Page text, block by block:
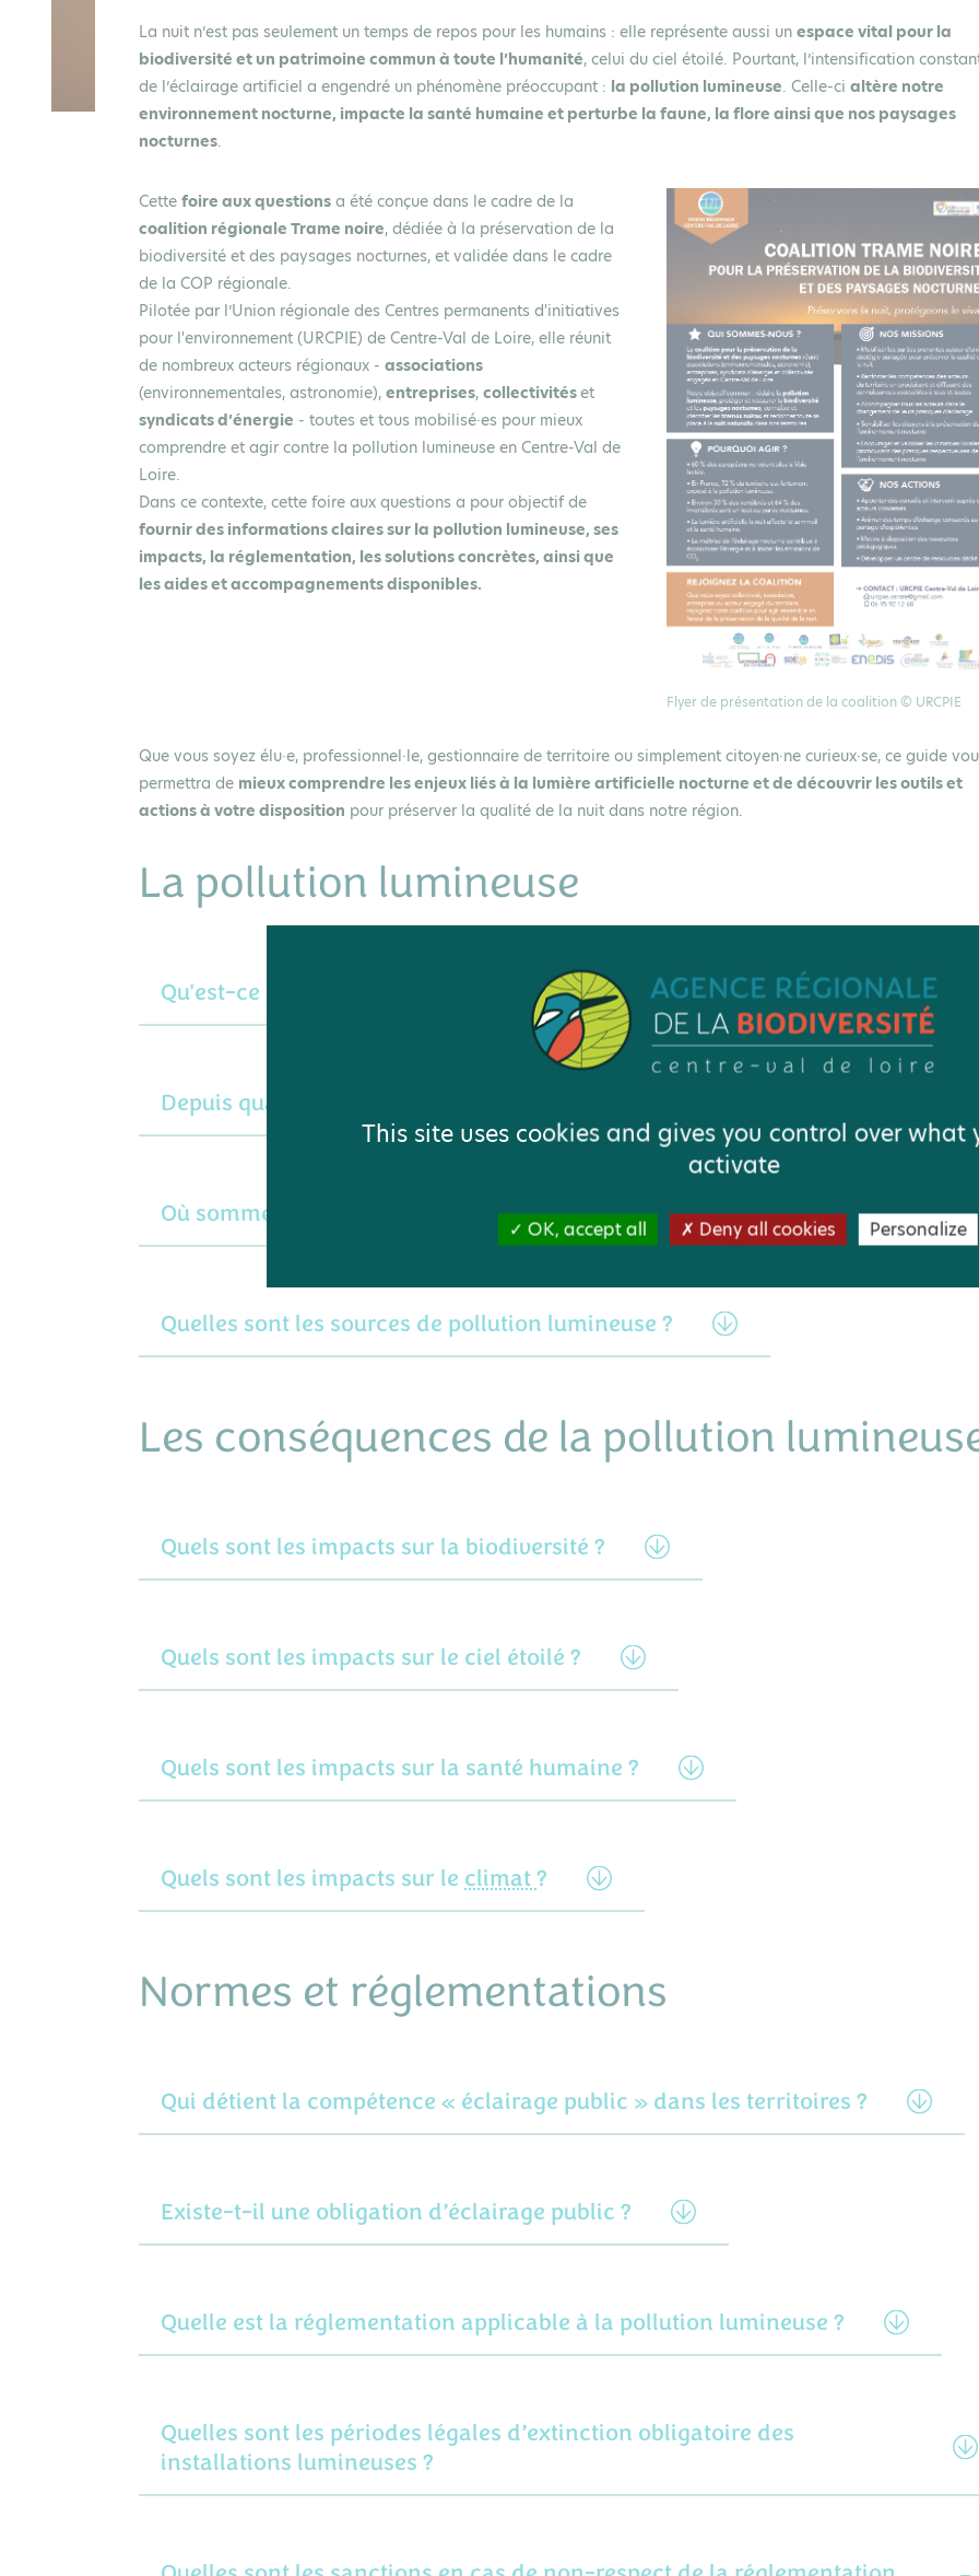
La nuit n’est pas seulement un temps de repos pour les humains : elle représente aussi un espace vital pour la
biodiversité et un patrimoine commun à toute l’humanité, celui du ciel étoilé. Pourtant, l’intensification
de l’éclairage artificiel a engendré un phénomène préoccupant : la pollution lumineuse. Celle-ci altère notre
environnement nocturne, impacte la santé humaine et perturbe la faune, la flore ainsi que nos paysages
nocturnes.
Cette foire aux questions a été conçue dans le cadre de la
coalition régionale Trame noire, dédiée à la préservation de la
biodiversité et des paysages nocturnes, et validée dans le cadre
de la COP régionale.
Pilotée par l’Union régionale des Centres permanents d'initiatives
pour l'environnement (URCPIE) de Centre-Val de Loire, elle réunit
de nombreux acteurs régionaux - associations
(environnementales, astronomie), entreprises, collectivitéset
syndicats d’énergie - toutes et tous mobilisé·es pour mieux
comprendre et agir contre la pollution lumineuse en Centre-Val de
Loire.
Dans ce contexte, cette foire aux questions a pour objectif de
fournir des informations claires sur la pollution lumineuse, ses
impacts, la réglementation, les solutions concrètes, ainsi que
les aides et accompagnements disponibles.
Flyer de présentation de la coalition © URCPIE
Que vous soyez élu·e, professionnel·le, gestionnaire de territoire ou simplement citoyen·ne curieux·se, ce guide
permettra de mieux comprendre les enjeux liés à la lumière artificielle nocturne et de découvrir les outils et
actions à votre disposition pour préserver la qualité de la nuit dans notre région.
La pollution lumineuse
Qu'est-ce que la pollution lumineuse ?
Depuis quand parle-t-on de pollution lumineuse ?
Où sommes-nous concerné·es par la pollution lumineuse ?
Quelles sont les sources de pollution lumineuse ?
Les conséquences de la pollution
Quels sont les impacts sur la biodiversité ?
Quels sont les impacts sur le ciel étoilé ?
Quels sont les impacts sur la santé humaine ?
Quels sont les impacts sur le climat?
Normes et réglementations
Qui détient la compétence « éclairage public » dans les territoires ?
Existe-t-il une obligation d’éclairage public ?
Quelle est la réglementation applicable à la pollution lumineuse ?
Quelles sont les périodes légales d’extinction obligatoire des
installations lumineuses ?
This site uses cookies and gives you control over
activate
OK, accept all Deny all cookies Personalize